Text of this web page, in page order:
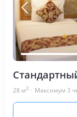
28 м2 · Максимум 3